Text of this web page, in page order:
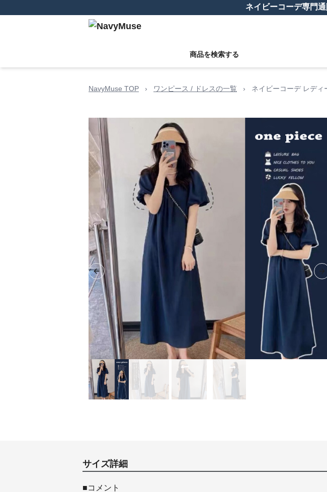
ネイビーコーデ専門
商品を検索する
NavyMuse TOP › ワンピース / ドレスの一覧 › ネイビーコーデ レデ
Previous slide
サイズ詳細
■コメント